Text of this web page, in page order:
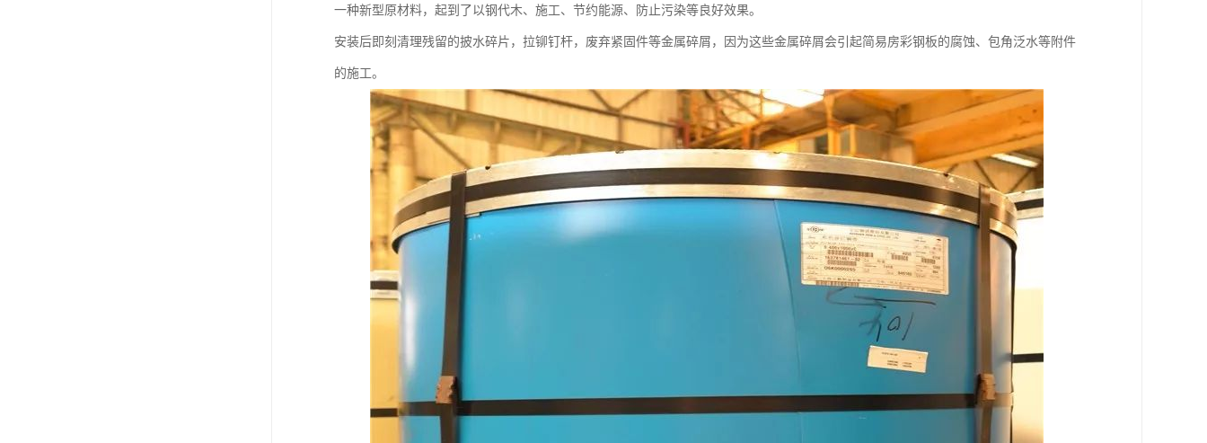
一种新型原材料，起到了以钢代木、施工、节约能源、防止污染等良好效果。
安装后即刻清理残留的披水碎片，拉铆钉杆，废弃紧固件等金属碎屑，因为这些金属碎屑会引起简易房彩钢板的腐蚀、包角泛水等附件
的施工。